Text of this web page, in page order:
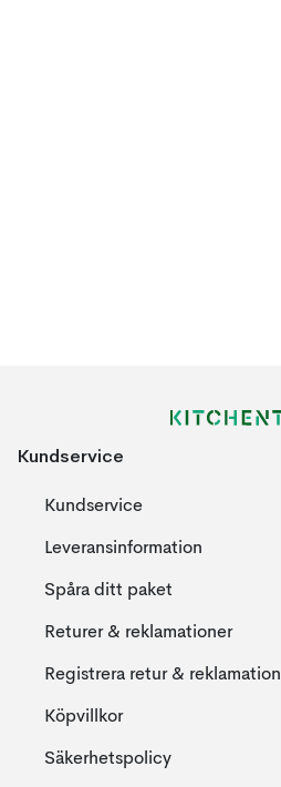
Kundservice
Kundservice
Leveransinformation
Spåra ditt paket
Returer & reklamationer
Registrera retur & reklamation
Köpvillkor
Säkerhetspolicy